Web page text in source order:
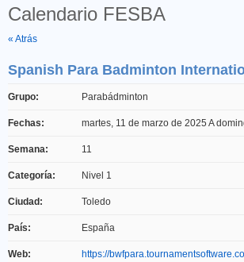
Calendario FESBA
« Atrás
Spanish Para Badminton
Grupo: Parabádminton
Fechas: martes, 11 de marzo de 2025 A
Semana: 11
Categoría: Nivel 1
Ciudad: Toledo
País: España
Web: https://